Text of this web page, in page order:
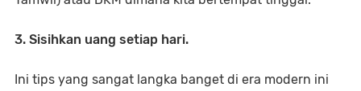
3. Sisihkan uang setiap hari.
Ini tips yang sangat langka banget di era modern ini